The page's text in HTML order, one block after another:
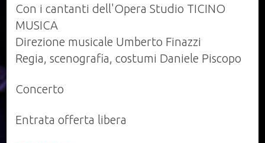
Barbiere
di
Siviglia"
Con i cantanti dell'Opera Studio TICINO
MUSICA
Direzione musicale Umberto Finazzi
Regia, scenografia, costumi Daniele Piscopo
Concerto
Entrata offerta libera